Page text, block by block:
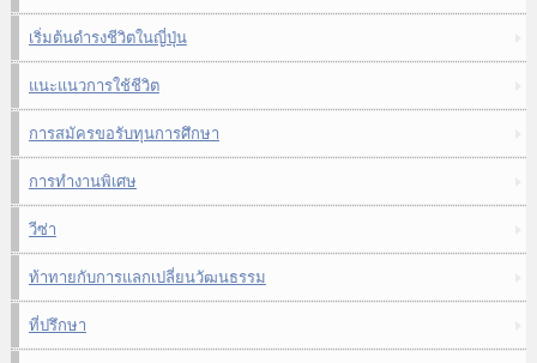
เริ่มต้นดำรงชีวิตในญี่ปุ่น
แนะแนวการใช้ชีวิต
การสมัครขอรับทุนการศึกษา
การทำงานพิเศษ
วีซ่า
ท้าทายกับการแลกเปลี่ยนวัฒนธรรม
ที่ปรึกษา